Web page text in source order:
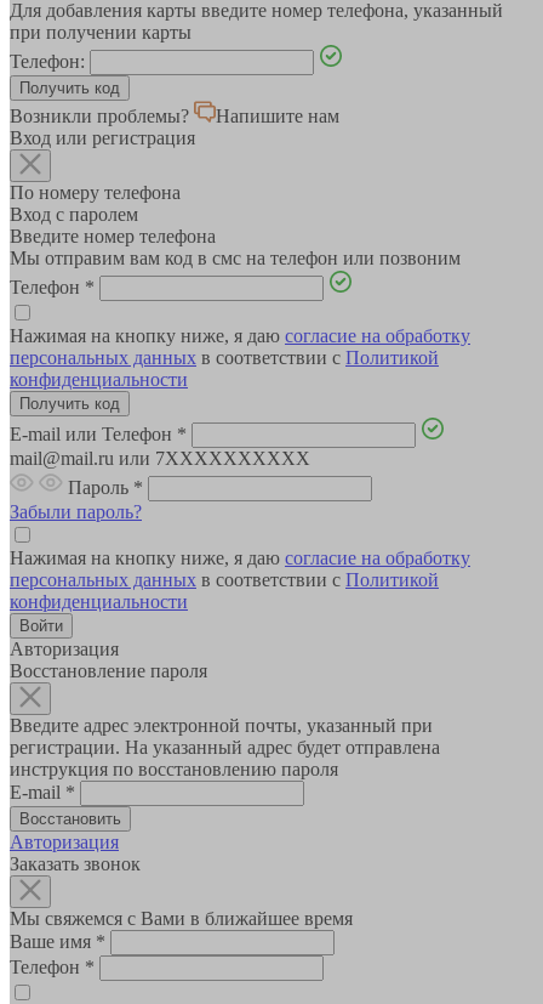
Для добавления карты введите номер телефона, указанный
при получении карты
Телефон:
Возникли проблемы?
Напишите нам
Вход или регистрация
По номеру телефона
Вход с паролем
Введите номер телефона
Мы отправим вам код в смс на телефон или позвоним
Телефон *
Нажимая на кнопку ниже, я даю согласие на обработку
персональных данных в соответствии с Политикой
конфиденциальности
E-mail или Телефон *
mail@mail.ru или 7XXXXXXXXXX
Пароль *
Забыли пароль?
Нажимая на кнопку ниже, я даю согласие на обработку
персональных данных в соответствии с Политикой
конфиденциальности
Авторизация
Восстановление пароля
Введите адрес электронной почты, указанный при
регистрации. На указанный адрес будет отправлена
инструкция по восстановлению пароля
E-mail *
Авторизация
Заказать звонок
Мы свяжемся с Вами в ближайшее время
Ваше имя *
Телефон *